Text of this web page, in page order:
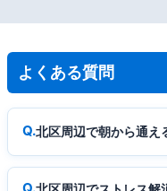
よくある質問
北区周辺で朝から通え